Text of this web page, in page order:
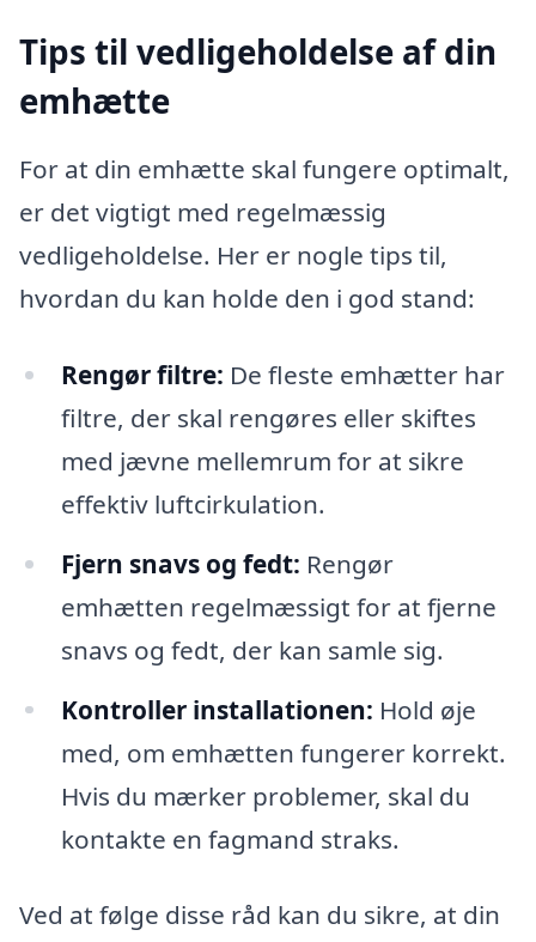
Tips til vedligeholdelse af din
emhætte
For at din emhætte skal fungere optimalt,
er det vigtigt med regelmæssig
vedligeholdelse. Her er nogle tips til,
hvordan du kan holde den i god stand:
Rengør filtre: De fleste emhætter har
filtre, der skal rengøres eller skiftes
med jævne mellemrum for at sikre
effektiv luftcirkulation.
Fjern snavs og fedt: Rengør
emhætten regelmæssigt for at fjerne
snavs og fedt, der kan samle sig.
Kontroller installationen: Hold øje
med, om emhætten fungerer korrekt.
Hvis du mærker problemer, skal du
kontakte en fagmand straks.
Ved at følge disse råd kan du sikre, at din